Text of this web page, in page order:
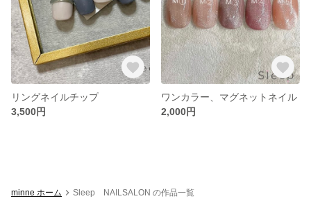
リングネイルチップ
3,500円
ワンカラー、マグネットネイル
2,000円
minne ホーム Sleep NAILSALON の作品一覧